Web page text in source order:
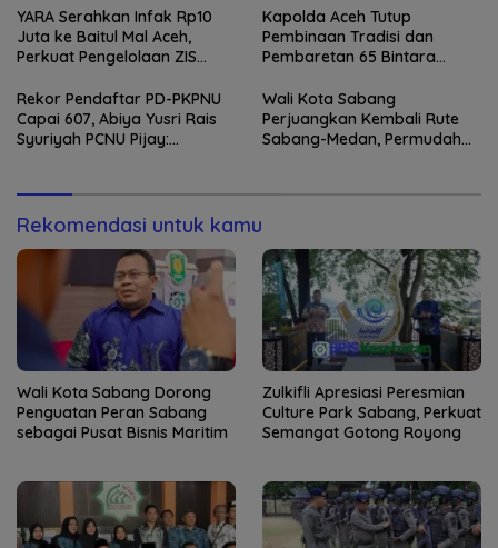
YARA Serahkan Infak Rp10
Juta ke Baitul Mal Aceh,
Perkuat Pengelolaan ZIS
Kapolda Aceh Tutup
Pembinaan Tradisi dan
Pembaretan 65 Bintara
Rekor Pendaftar PD-PKPNU
Capai 607, Abiya Yusri Rais
Syuriyah PCNU Pijay:
Wali Kota Sabang
Perjuangkan Kembali Rute
Sabang-Medan, Permudah
Rekomendasi untuk kamu
Wali Kota Sabang Dorong
Penguatan Peran Sabang
sebagai Pusat Bisnis Maritim
Zulkifli Apresiasi Peresmian
Culture Park Sabang, Perkuat
Semangat Gotong Royong